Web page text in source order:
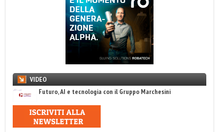
VIDEO
Futuro, AI e tecnologia con il Gruppo Marchesini